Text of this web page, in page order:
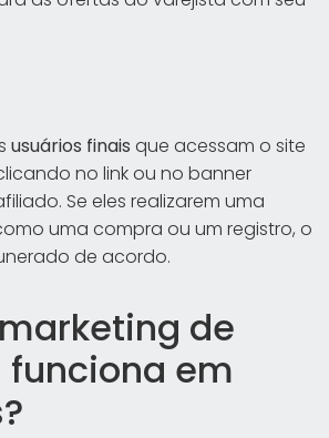
usuários finais que acessam o site
no link ou no banner
Se eles realizarem uma
uma compra ou um registro, o
de acordo.
de
em